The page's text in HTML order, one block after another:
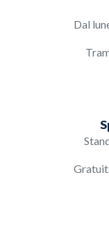
Dal